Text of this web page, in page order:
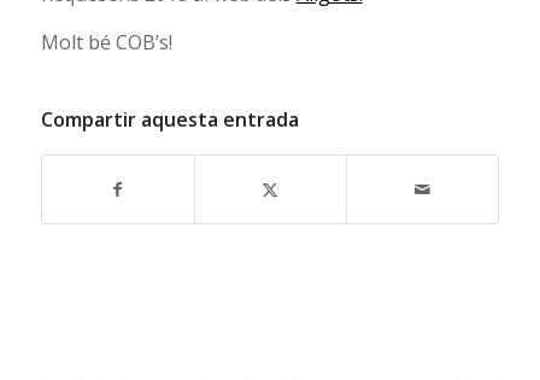
Molt bé COB’s!
Compartir aquesta entrada